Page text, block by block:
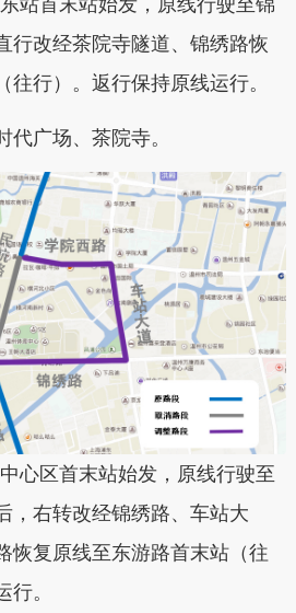
站首末站始发，原线行驶至锦
行改经茶院寺隧道、锦绣路恢
往行）。返行保持原线运行。
代广场、茶院寺。
心区首末站始发，原线行驶至
，右转改经锦绣路、车站大
恢复原线至东游路首末站（往
。